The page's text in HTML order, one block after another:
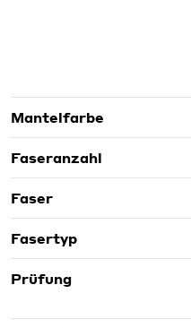
Mantelfarbe
Faseranzahl
Faser
Fasertyp
Prüfung